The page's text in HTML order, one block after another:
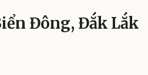
Đông, Đắk Lắk